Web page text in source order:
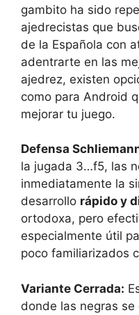
gambito ha sido
ajedrecistas que
de la Española con
adentrarte en las
ajedrez, existen
como para Android
mejorar tu juego.
Defensa
la jugada 3…f5, las
inmediatamente la
desarrollo rápido y
ortodoxa, pero
especialmente útil
poco familiarizados
Variante Cerrada:
donde las negras se